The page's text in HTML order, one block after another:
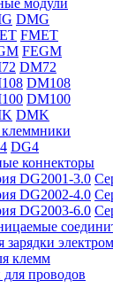
модули
DMG
FMET
FEGM
DM72
DM108
DM100
DMK
DG4
коннекторы
зарядки
клемм
проводов